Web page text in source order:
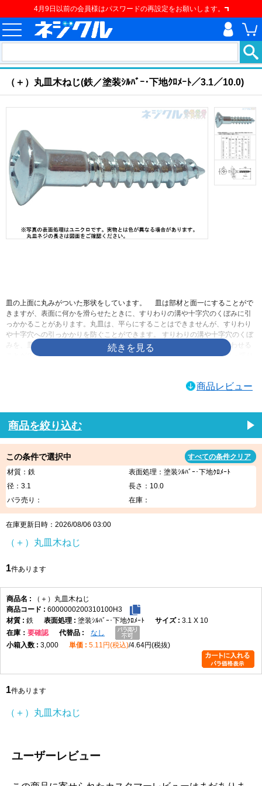
4月9日以前の会員様はパスワードの再設定をお願いします。
（＋）丸皿木ねじ
（＋）丸皿木ねじ(鉄／塗装ｼﾙﾊﾞｰ･下地ｸﾛﾒｰﾄ／3.1／10.0)
皿の上面に丸みがついた形状をしています。 皿は部材と面一にすることがで
きますが、表面に何かを滑らせたときに、すりわりの溝や十字穴のくぼみに引
っかかることがあります。丸皿は、平らにすることはできませんが、すりわり
や十字穴への引っかかりを防ぐことができます。 すりわりの溝や十字穴のくぼ
みを、皿より深くすることができるので、ドライバーとしっかりかみ合わせる
ことができます。 皿と比べて出っ張るとはいっても、なべと比べれば出っ張り
商品レビュー
商品を絞り込む
この条件で選択中
すべての条件クリア
材質：鉄
表面処理：塗装ｼﾙﾊﾞｰ･下地ｸﾛﾒｰﾄ
径：3.1
長さ：10.0
バラ売り：
在庫：
在庫更新日時：2026/08/06 03:00
（＋）丸皿木ねじ
1件あります
（＋）丸皿木ねじ
6000000200310100H3
鉄
塗装ｼﾙﾊﾞｰ･下地ｸﾛﾒｰﾄ
3.1 X 10
在庫
要確認
なし
3,000
5.11円(税込) 4.64円(税抜)
1件あります
（＋）丸皿木ねじ
ユーザーレビュー